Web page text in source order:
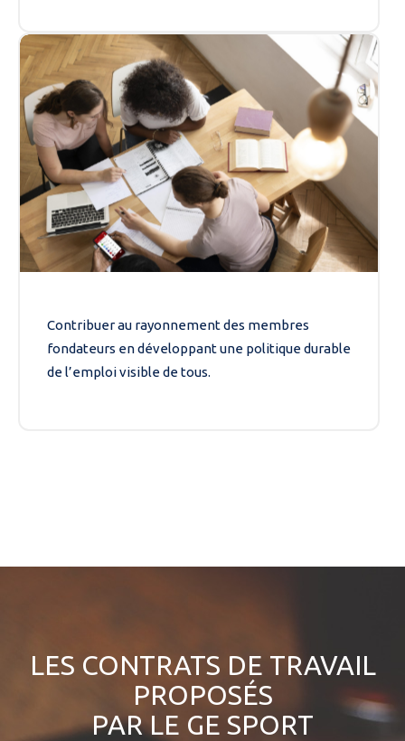
Contribuer au rayonnement des membres
fondateurs en développant une politique durable
de l’emploi visible de tous.
LES CONTRATS DE TRAVAIL
PROPOSÉS
PAR LE GE SPORT